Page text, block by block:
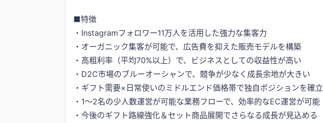
■特徴
・Instagramフォロワー11万人を活用した強力な集客力
・オーガニック集客が可能で、広告費を抑えた販売モデルを構築
・高粗利率（平均70%以上）で、ビジネスとしての収益性が高い
・D2C市場のブルーオーシャンで、競争が少なく成長余地が大きい
・ギフト需要×日常使いのミドルエンド価格帯で独自ポジションを確立
・1〜2名の少人数運営が可能な業務フローで、効率的なEC運営が可能
・今後のギフト路線強化＆セット商品展開でさらなる成長が見込める